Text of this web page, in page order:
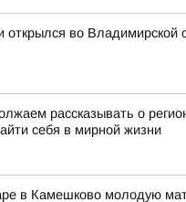
во Владимирской
рассказывать о
себя в мирной жизни
в Камешково молодую